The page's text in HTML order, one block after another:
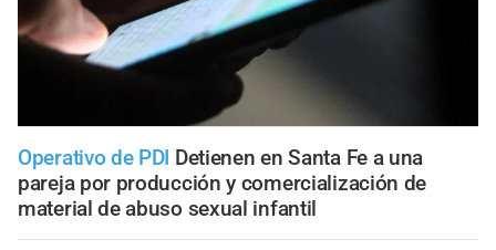
Operativo de PDI Detienen en Santa Fe a una
pareja por producción y comercialización de
material de abuso sexual infantil